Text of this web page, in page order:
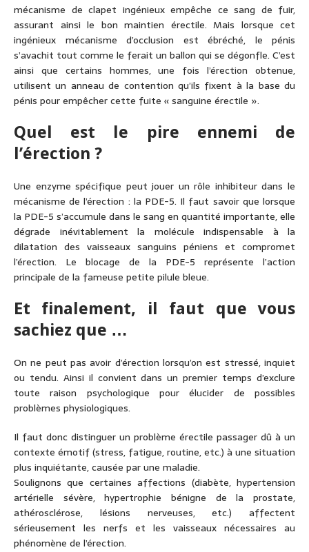
mécanisme de clapet ingénieux empêche ce sang de fuir,
assurant ainsi le bon maintien érectile. Mais lorsque cet
ingénieux mécanisme d’occlusion est ébréché, le pénis
s’avachit tout comme le ferait un ballon qui se dégonfle. C’est
ainsi que certains hommes, une fois l’érection obtenue,
utilisent un anneau de contention qu’ils fixent à la base du
pénis pour empêcher cette fuite « sanguine érectile ».
Quel est le pire ennemi de
l’érection ?
Une enzyme spécifique peut jouer un rôle inhibiteur dans le
mécanisme de l’érection : la PDE-5. Il faut savoir que lorsque
la PDE-5 s’accumule dans le sang en quantité importante, elle
dégrade inévitablement la molécule indispensable à la
dilatation des vaisseaux sanguins péniens et compromet
l’érection. Le blocage de la PDE-5 représente l’action
principale de la fameuse petite pilule bleue.
Et finalement, il faut que vous
sachiez que …
On ne peut pas avoir d’érection lorsqu’on est stressé, inquiet
ou tendu. Ainsi il convient dans un premier temps d’exclure
toute raison psychologique pour élucider de possibles
problèmes physiologiques.
Il faut donc distinguer un problème érectile passager dû à un
contexte émotif (stress, fatigue, routine, etc.) à une situation
plus inquiétante, causée par une maladie.
Soulignons que certaines affections (diabète, hypertension
artérielle sévère, hypertrophie bénigne de la prostate,
athérosclérose, lésions nerveuses, etc.) affectent
sérieusement les nerfs et les vaisseaux nécessaires au
phénomène de l’érection.